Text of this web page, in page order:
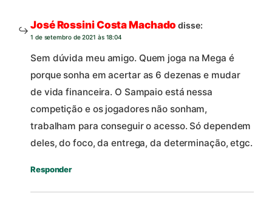
José Rossini Costa Machado disse:
1 de setembro de 2021 às 18:04
Sem dúvida meu amigo. Quem joga na Mega é
porque sonha em acertar as 6 dezenas e mudar
de vida financeira. O Sampaio está nessa
competição e os jogadores não sonham,
trabalham para conseguir o acesso. Só dependem
deles, do foco, da entrega, da determinação, etgc.
Responder